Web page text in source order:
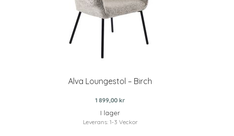
Alva Loungestol – Birch
1 899,00 kr
I lager
Leverans: 1-3 Veckor